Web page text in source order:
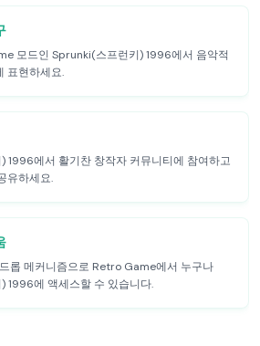
모드인 Sprunki(스프런키) 1996에서 음악적
표현하세요.
1996에서 활기찬 창작자 커뮤니티에 참여하고
유하세요.
롭 메커니즘으로 Retro Game에서 누구나
1996에 액세스할 수 있습니다.